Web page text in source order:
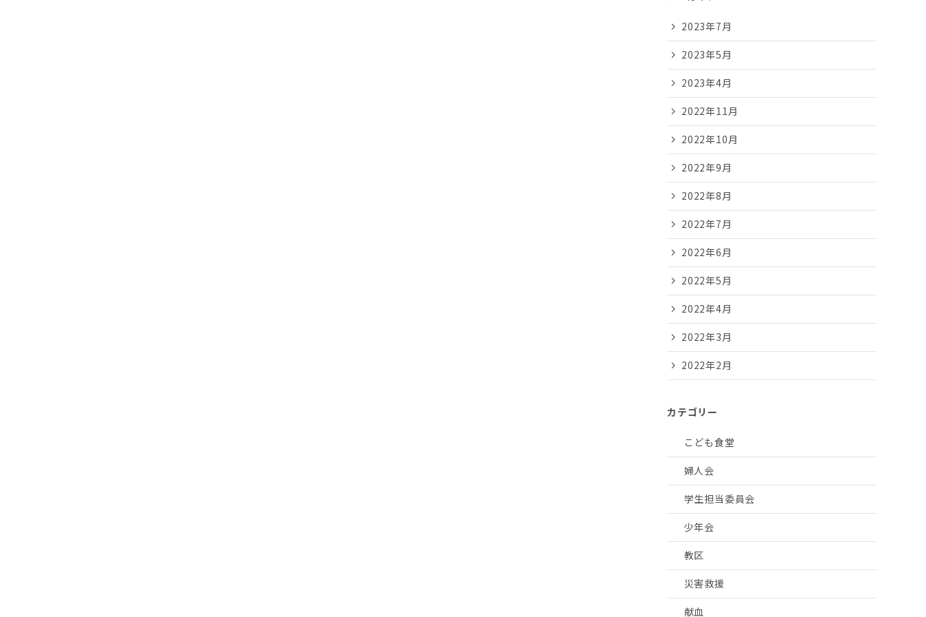
2023年7月
2023年5月
2023年4月
2022年11月
2022年10月
2022年9月
2022年8月
2022年7月
2022年6月
2022年5月
2022年4月
2022年3月
2022年2月
カテゴリー
こども食堂
婦人会
学生担当委員会
少年会
教区
災害救援
献血